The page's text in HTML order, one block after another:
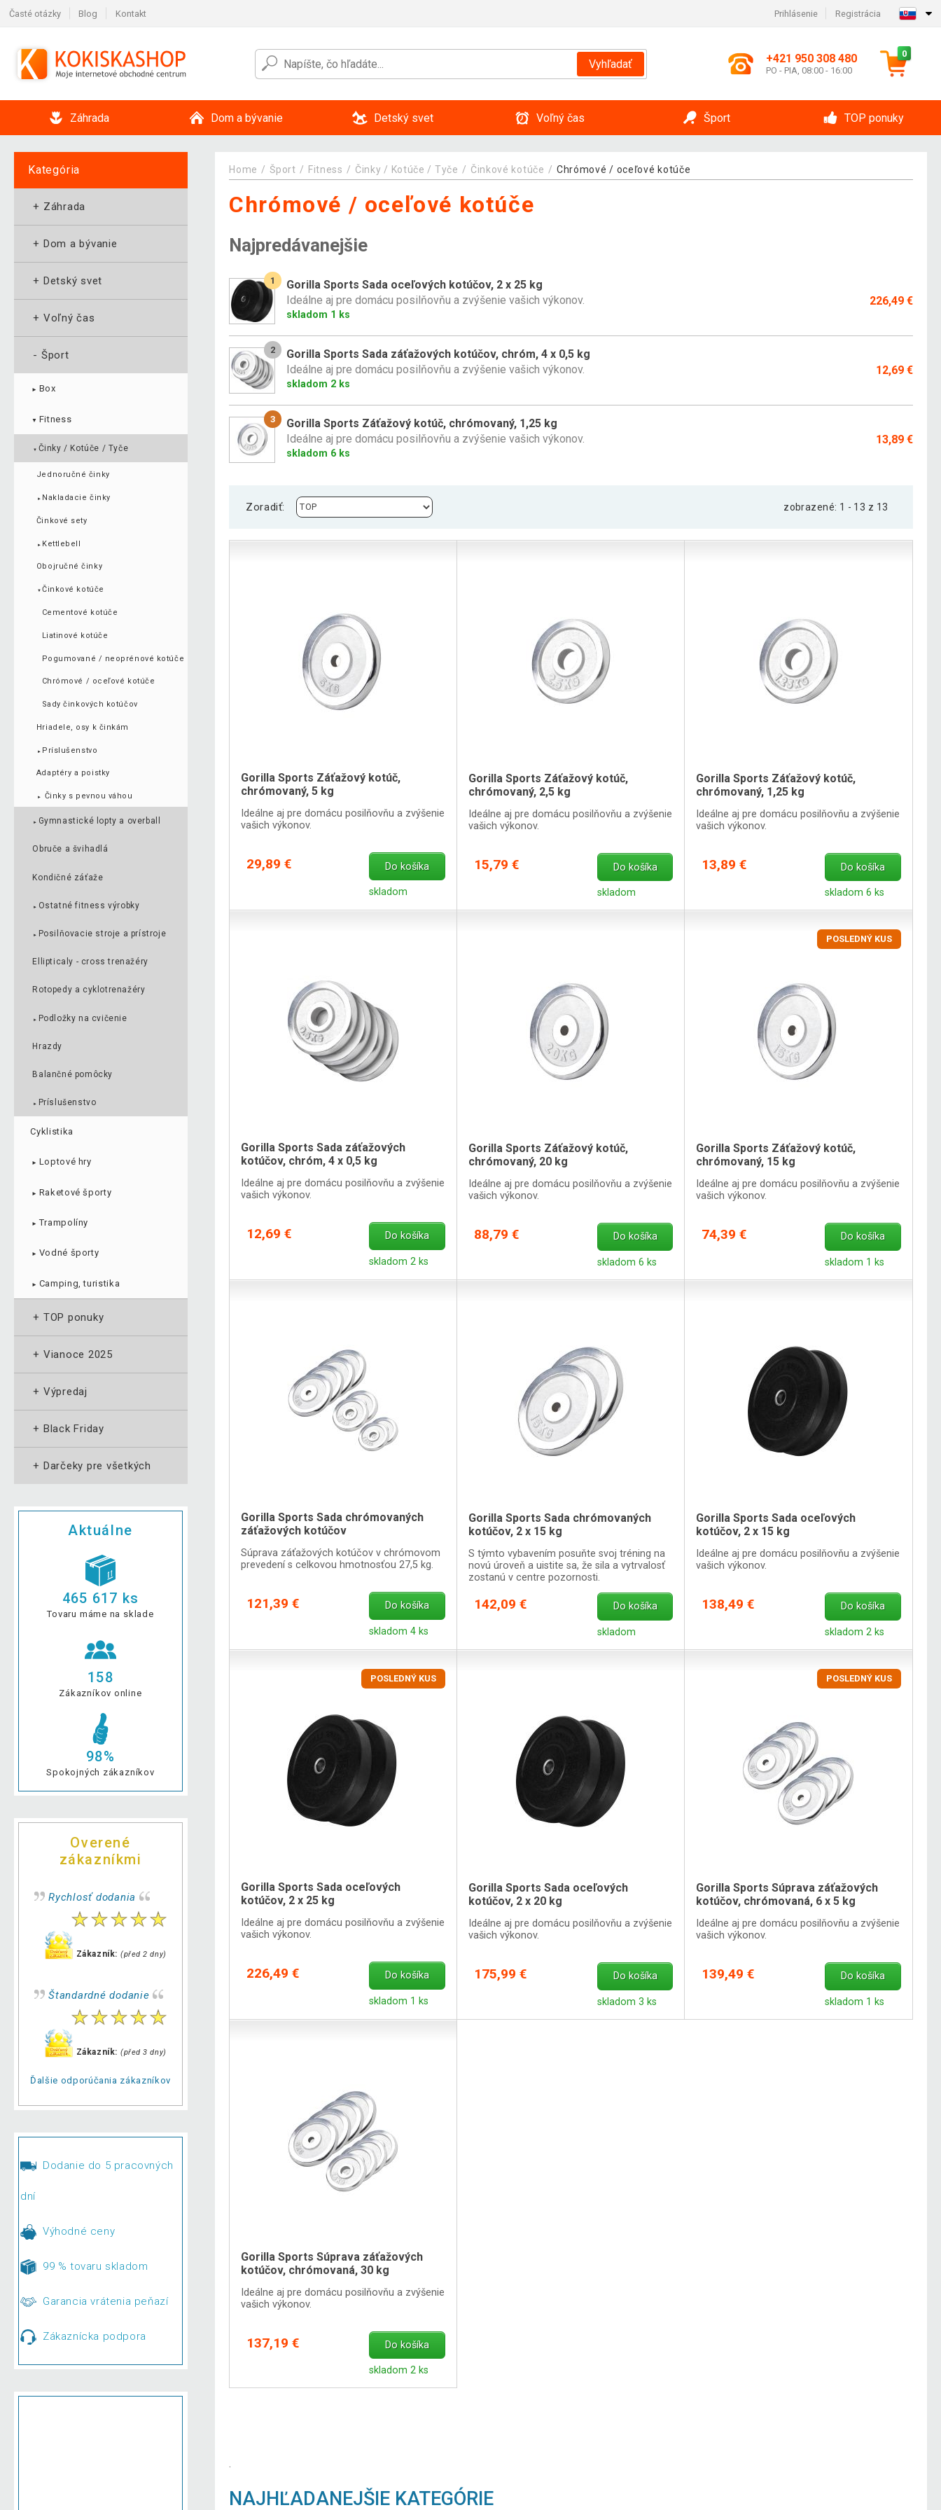
Časté otázky Blog Kontakt Prihlásenie Registrácia
Vyhľadať +421 950 308 480
PO - PIA, 08:00 - 16:00
0
Záhrada Dom a bývanie Detský svet Voľný čas Šport TOP ponuky
Kategória
+ Záhrada
+ Dom a bývanie
+ Detský svet
+ Voľný čas
- Šport
► Box
▼ Fitness
▼ Činky / Kotúče / Tyče
Jednoručné činky
► Nakladacie činky
Činkové sety
► Kettlebell
Obojručné činky
▼Činkové kotúče
Cementové kotúče
Liatinové kotúče
Pogumované / neoprénové kotúče
Chrómové / oceľové kotúče
Sady činkových kotúčov
Hriadele, osy k činkám
► Príslušenstvo
Adaptéry a poistky
► Činky s pevnou váhou
► Gymnastické lopty a overball
Obruče a švihadlá
Kondičné záťaže
► Ostatné fitness výrobky
► Posilňovacie stroje a prístroje
Ellipticaly - cross trenažéry
Rotopedy a cyklotrenažéry
► Podložky na cvičenie
Hrazdy
Balančné pomôcky
► Príslušenstvo
Cyklistika
► Loptové hry
► Raketové športy
► Trampolíny
► Vodné športy
► Camping, turistika
+ TOP ponuky
+ Vianoce 2025
+ Výpredaj
+ Black Friday
+ Darčeky pre všetkých
Aktuálne
465 617 ks
Tovaru máme na sklade
158
Zákazníkov online
98%
Spokojných zákazníkov
Overené
zákazníkmi
Rychlosť dodania
Zákazník: (před 2 dny)
Štandardné dodanie
Zákazník: (před 3 dny)
Ďalšie odporúčania zákazníkov
Dodanie do 5 pracovných
dní
Výhodné ceny
99 % tovaru skladom
Garancia vrátenia peňazí
Zákaznícka podpora
Home Šport Fitness Činky / Kotúče / Tyče Činkové kotúče Chrómové / oceľové kotúče
Chrómové / oceľové kotúče
Najpredávanejšie
1
Gorilla Sports Sada oceľových kotúčov, 2 x 25 kg
Ideálne aj pre domácu posilňovňu a zvýšenie vašich výkonov.
skladom 1 ks
226,49 €
2
Gorilla Sports Sada záťažových kotúčov, chróm, 4 x 0,5 kg
Ideálne aj pre domácu posilňovňu a zvýšenie vašich výkonov.
skladom 2 ks
12,69 €
3
Gorilla Sports Záťažový kotúč, chrómovaný, 1,25 kg
Ideálne aj pre domácu posilňovňu a zvýšenie vašich výkonov.
skladom 6 ks
13,89 €
Zoradiť: zobrazené: 1 - 13 z 13
Gorilla Sports Záťažový kotúč,
chrómovaný, 5 kg
Ideálne aj pre domácu posilňovňu a zvýšenie
vašich výkonov.
29,89 € Do košíka
skladom
Gorilla Sports Záťažový kotúč,
chrómovaný, 2,5 kg
Ideálne aj pre domácu posilňovňu a zvýšenie
vašich výkonov.
15,79 € Do košíka
skladom
Gorilla Sports Záťažový kotúč,
chrómovaný, 1,25 kg
Ideálne aj pre domácu posilňovňu a zvýšenie
vašich výkonov.
13,89 € Do košíka
skladom 6 ks
Gorilla Sports Sada záťažových
kotúčov, chróm, 4 x 0,5 kg
Ideálne aj pre domácu posilňovňu a zvýšenie
vašich výkonov.
12,69 € Do košíka
skladom 2 ks
Gorilla Sports Záťažový kotúč,
chrómovaný, 20 kg
Ideálne aj pre domácu posilňovňu a zvýšenie
vašich výkonov.
88,79 € Do košíka
skladom 6 ks
POSLEDNÝ KUS
Gorilla Sports Záťažový kotúč,
chrómovaný, 15 kg
Ideálne aj pre domácu posilňovňu a zvýšenie
vašich výkonov.
74,39 € Do košíka
skladom 1 ks
Gorilla Sports Sada chrómovaných
záťažových kotúčov
Súprava záťažových kotúčov v chrómovom
prevedení s celkovou hmotnosťou 27,5 kg.
121,39 € Do košíka
skladom 4 ks
Gorilla Sports Sada chrómovaných
kotúčov, 2 x 15 kg
S týmto vybavením posuňte svoj tréning na
novú úroveň a uistite sa, že sila a vytrvalosť
zostanú v centre pozornosti.
142,09 € Do košíka
skladom
Gorilla Sports Sada oceľových
kotúčov, 2 x 15 kg
Ideálne aj pre domácu posilňovňu a zvýšenie
vašich výkonov.
138,49 € Do košíka
skladom 2 ks
POSLEDNÝ KUS
Gorilla Sports Sada oceľových
kotúčov, 2 x 25 kg
Ideálne aj pre domácu posilňovňu a zvýšenie
vašich výkonov.
226,49 € Do košíka
skladom 1 ks
Gorilla Sports Sada oceľových
kotúčov, 2 x 20 kg
Ideálne aj pre domácu posilňovňu a zvýšenie
vašich výkonov.
175,99 € Do košíka
skladom 3 ks
POSLEDNÝ KUS
Gorilla Sports Súprava záťažových
kotúčov, chrómovaná, 6 x 5 kg
Ideálne aj pre domácu posilňovňu a zvýšenie
vašich výkonov.
139,49 € Do košíka
skladom 1 ks
Gorilla Sports Súprava záťažových
kotúčov, chrómovaná, 30 kg
Ideálne aj pre domácu posilňovňu a zvýšenie
vašich výkonov.
137,19 € Do košíka
skladom 2 ks
.
NAJHĽADANEJŠIE KATEGÓRIE